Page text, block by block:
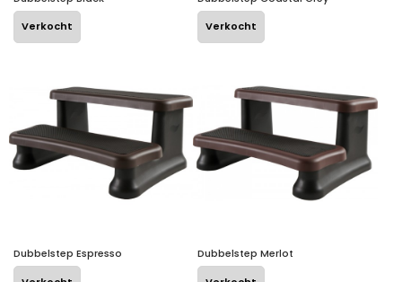
Verkocht
Verkocht
Dubbelstep Espresso
Dubbelstep Merlot